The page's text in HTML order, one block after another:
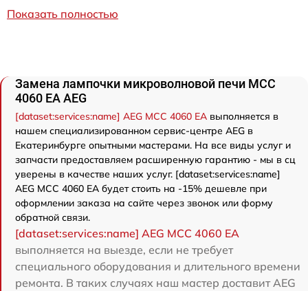
Показать полностью
Замена лампочки микроволновой печи MCC
4060 EA AEG
[dataset:services:name] AEG MCC 4060 EA выполняется в
нашем специализированном сервис-центре AEG в
Екатеринбурге опытными мастерами. На все виды услуг и
запчасти предоставляем расширенную гарантию - мы в сц
уверены в качестве наших услуг. [dataset:services:name]
AEG MCC 4060 EA будет стоить на -15% дешевле при
оформлении заказа на сайте через звонок или форму
обратной связи.
[dataset:services:name] AEG MCC 4060 EA
выполняется на выезде, если не требует
специального оборудования и длительного времени
ремонта. В таких случаях наш мастер доставит AEG